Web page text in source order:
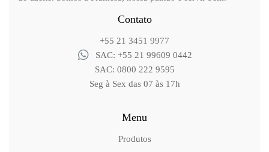
Contato
+55 21 3451 9977
SAC: +55 21 99609 0442
SAC: 0800 222 9595
Seg à Sex das 07 às 17h
Menu
Produtos